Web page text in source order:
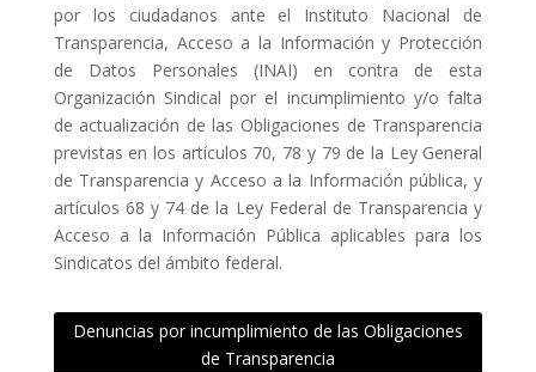
por los ciudadanos ante el Instituto Nacional de
Transparencia, Acceso a la Información y Protección
de Datos Personales (INAI) en contra de esta
Organización Sindical por el incumplimiento y/o falta
de actualización de las Obligaciones de Transparencia
previstas en los artículos 70, 78 y 79 de la Ley General
de Transparencia y Acceso a la Información pública, y
artículos 68 y 74 de la Ley Federal de Transparencia y
Acceso a la Información Pública aplicables para los
Sindicatos del ámbito federal.
Denuncias por incumplimiento de las Obligaciones
de Transparencia